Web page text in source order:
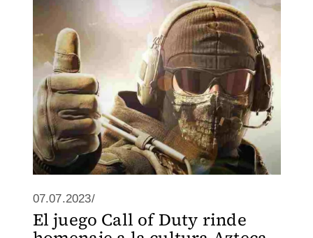
07.07.2023/
El juego Call of Duty rinde